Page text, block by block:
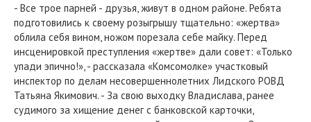
- Все трое парней - друзья, живут в одном районе. Ребята
подготовились к своему розыгрышу тщательно: «жертва»
облила себя вином, ножом порезала себе майку. Перед
инсценировкой преступления «жертве» дали совет: «Только
упади эпично!», - рассказала «Комсомолке» участковый
инспектор по делам несовершеннолетних Лидского РОВД
Татьяна Якимович. - За свою выходку Владислава, ранее
судимого за хищение денег с банковской карточки,